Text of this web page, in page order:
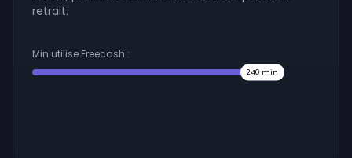
retrait.
Min utilise Freecash :
240 min